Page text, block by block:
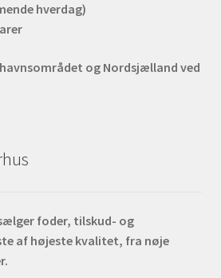
hverdag)
og Nordsjælland ved
foder, tilskud- og
af højeste kvalitet, fra nøje